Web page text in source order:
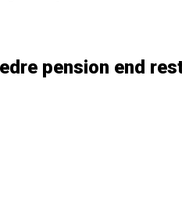
pension end